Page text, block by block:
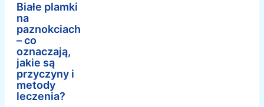
Białe plamki
na
paznokciach
– co
oznaczają,
jakie są
przyczyny i
metody
leczenia?